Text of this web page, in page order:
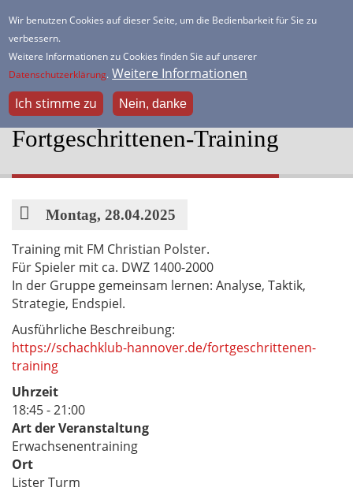
Wir benutzen Cookies auf dieser Seite, um die Bedienbarkeit für Sie zu
verbessern.
Weitere Informationen zu Cookies finden Sie auf unserer
Datenschutzerklärung. Weitere Informationen
Ich stimme zu
Nein, danke
zum
Inhalt
Dein freundlicher Schachverein
Fortgeschrittenen-Training
DatumMontag, 28.04.2025
Training mit FM Christian Polster.
Für Spieler mit ca. DWZ 1400-2000
In der Gruppe gemeinsam lernen: Analyse, Taktik,
Strategie, Endspiel.
Ausführliche Beschreibung:
https://schachklub-hannover.de/fortgeschrittenen-
training
Uhrzeit
18:45 - 21:00
Art der Veranstaltung
Erwachsenentraining
Ort
Lister Turm